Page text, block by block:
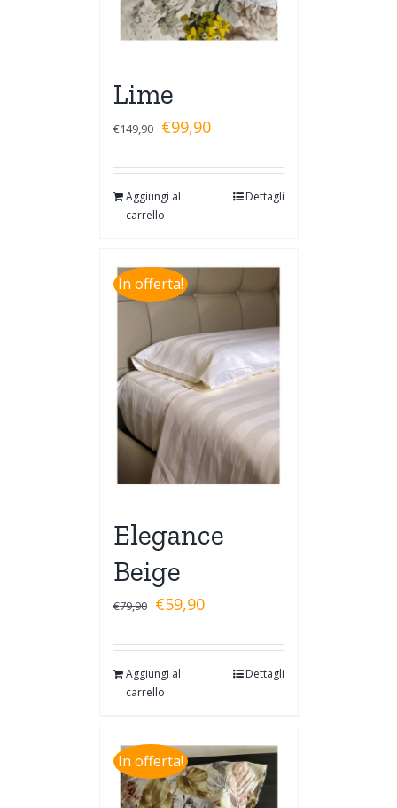
Lime
€149,90 €99,90
Aggiungi al
carrello
Dettagli
In offerta!
Elegance
Beige
€79,90 €59,90
Aggiungi al
carrello
Dettagli
In offerta!